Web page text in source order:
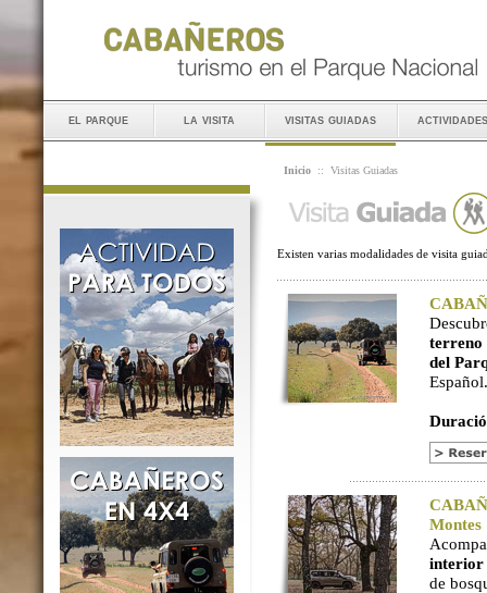
el parque la visita visitas guiadas actividades
Inicio :: Visitas Guiadas
Existen varias modalidades de visita
terreno
del
Español.
Montes
interior
de